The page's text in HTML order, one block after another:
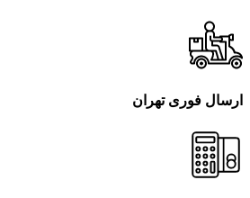
ارسال فوری تهران